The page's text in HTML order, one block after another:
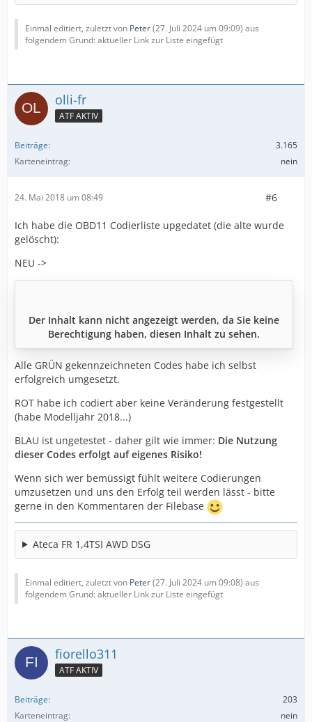
Einmal editiert, zuletzt von Peter(27. Juli 2024 um 09:09) aus
folgendem Grund: aktueller Link zur Liste eingefügt
olli-fr
ATF AKTIV
Beiträge
3.165
Karteneintrag
nein
24. Mai 2018 um 08:49 #6
Ich habe die OBD11 Codierliste upgedatet (die alte wurde
gelöscht):
NEU ->
Der Inhalt kann nicht angezeigt werden, da Sie keine
Berechtigung haben, diesen Inhalt zu sehen.
Alle GRÜN gekennzeichneten Codes habe ich selbst
erfolgreich umgesetzt.
ROT habe ich codiert aber keine Veränderung festgestellt
(habe Modelljahr 2018...)
BLAU ist ungetestet - daher gilt wie immer: Die Nutzung
dieser Codes erfolgt auf eigenes Risiko!
Wenn sich wer bemüssigt fühlt weitere Codierungen
umzusetzen und uns den Erfolg teil werden lässt - bitte
gerne in den Kommentaren der Filebase
Ateca FR 1,4TSI AWD DSG
Einmal editiert, zuletzt von Peter(27. Juli 2024 um 09:08) aus
folgendem Grund: aktueller Link zur Liste eingefügt
fiorello311
ATF AKTIV
Beiträge
203
Karteneintrag
nein